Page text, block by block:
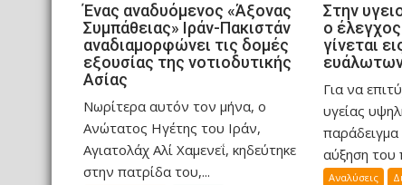
Ένας αναδυόμενος «Άξονας
Συμπάθειας» Ιράν-Πακιστάν
αναδιαμορφώνει τις δομές
εξουσίας της νοτιοδυτικής
Ασίας
Νωρίτερα αυτόν τον μήνα, ο
Ανώτατος Ηγέτης του Ιράν,
Αγιατολάχ Αλί Χαμενεΐ, κηδεύτηκε
στην πατρίδα του,...
Στην
ο
γίνεται
Για να
υγείας
αύξηση του
Αναλύσεις